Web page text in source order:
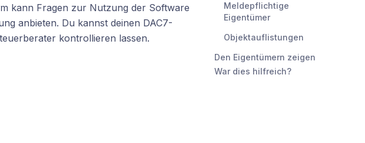
kann Fragen zur Nutzung der Software
anbieten. Du kannst deinen DAC7-
kontrollieren lassen.
Meldepflichtige
Eigentümer
Objektauflistungen
Den Eigentümern zeigen
War dies hilfreich?